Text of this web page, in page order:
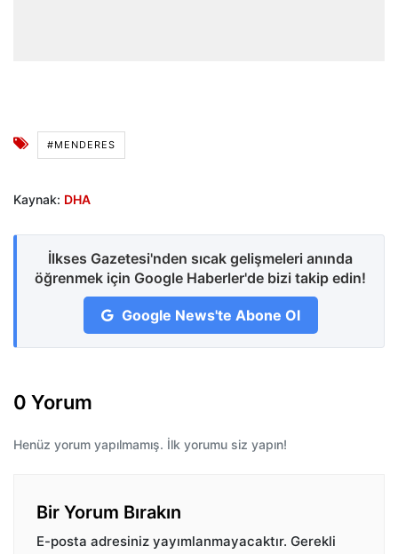
#MENDERES
Kaynak: DHA
İlkses Gazetesi'nden sıcak gelişmeleri anında
öğrenmek için Google Haberler'de bizi takip edin!
Google News'te Abone Ol
0 Yorum
Henüz yorum yapılmamış. İlk yorumu siz yapın!
Bir Yorum Bırakın
E-posta adresiniz yayımlanmayacaktır. Gerekli